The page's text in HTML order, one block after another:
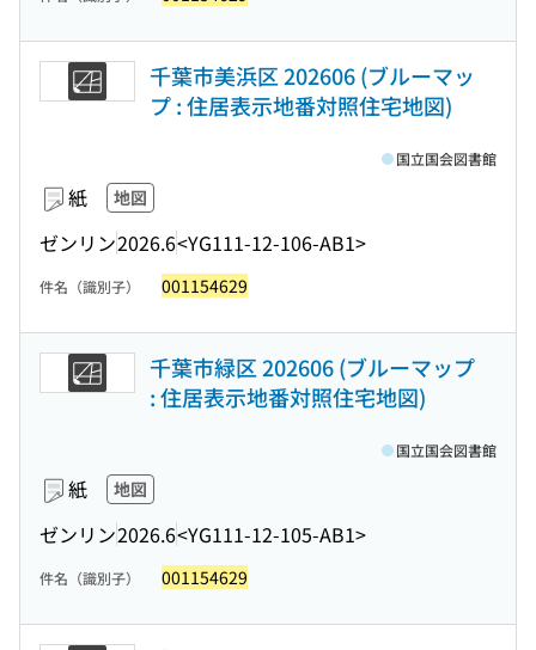
千葉市美浜区 202606 (ブルーマッ
プ : 住居表示地番対照住宅地図)
紙 地図
ゼンリン2026.6<YG111-12-106-AB1>
国立国会図書館
件名（識別子） 001154629
千葉市緑区 202606 (ブルーマップ
: 住居表示地番対照住宅地図)
紙 地図
ゼンリン2026.6<YG111-12-105-AB1>
国立国会図書館
件名（識別子） 001154629